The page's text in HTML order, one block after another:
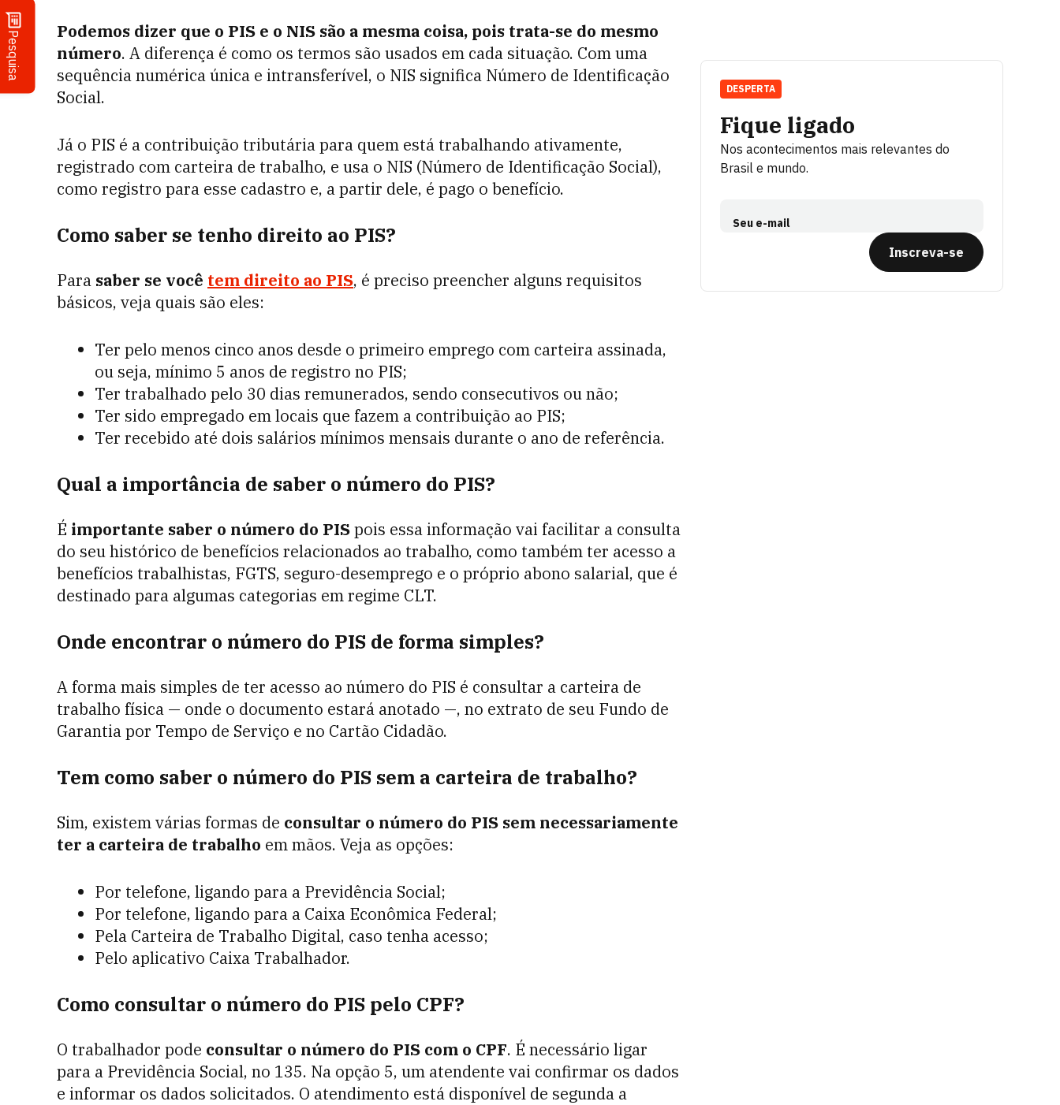
Pesquisa
Podemos dizer que o PIS e o NIS são a mesma coisa, pois trata-se do mesmo
número. A diferença é como os termos são usados em cada situação. Com uma
sequência numérica única e intransferível, o NIS significa Número de Identificação
Social.
Já o PIS é a contribuição tributária para quem está trabalhando ativamente,
registrado com carteira de trabalho, e usa o NIS (Número de Identificação Social),
como registro para esse cadastro e, a partir dele, é pago o benefício.
Como saber se tenho direito ao PIS?
Para saber se você tem direito ao PIS, é preciso preencher alguns requisitos
básicos, veja quais são eles:
Ter pelo menos cinco anos desde o primeiro emprego com carteira assinada,
ou seja, mínimo 5 anos de registro no PIS;
Ter trabalhado pelo 30 dias remunerados, sendo consecutivos ou não;
Ter sido empregado em locais que fazem a contribuição ao PIS;
Ter recebido até dois salários mínimos mensais durante o ano de referência.
Qual a importância de saber o número do PIS?
É importante saber o número do PISpois essa informação vai facilitar a consulta
do seu histórico de benefícios relacionados ao trabalho, como também ter acesso a
benefícios trabalhistas, FGTS, seguro-desemprego e o próprio abono salarial, que é
destinado para algumas categorias em regime CLT.
Onde encontrar o número do PIS de forma simples?
A forma mais simples de ter acesso ao número do PIS é consultar a carteira de
trabalho física — onde o documento estará anotado —, no extrato de seu Fundo de
Garantia por Tempo de Serviço e no Cartão Cidadão.
Tem como saber o número do PIS sem a carteira de trabalho?
Sim, existem várias formas de consultar o número do PIS sem necessariamente
ter a carteira de trabalho em mãos. Veja as opções:
Por telefone, ligando para a Previdência Social;
Por telefone, ligando para a Caixa Econômica Federal;
Pela Carteira de Trabalho Digital, caso tenha acesso;
Pelo aplicativo Caixa Trabalhador.
Como consultar o número do PIS pelo CPF?
O trabalhador pode consultar o número do PIS com o CPF. É necessário ligar
para a Previdência Social, no 135. Na opção 5, um atendente vai confirmar os dados
e informar os dados solicitados. O atendimento está disponível de segunda a
Fique ligado
Nos acontecimentos mais relevantes do
Brasil e mundo.
Seu e-mail
Inscreva-se
DESPERTA